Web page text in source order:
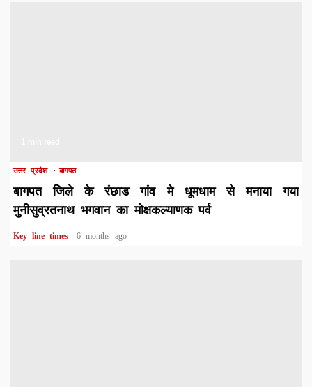
उत्तर प्रदेश बागपत
बागपत जिले के रंछाड गांव मे धूमधाम से मनाया गया
मुनीसुव्रतनाथ भगवान का मोक्षकल्याणक पर्व
Key line times 6 months ago